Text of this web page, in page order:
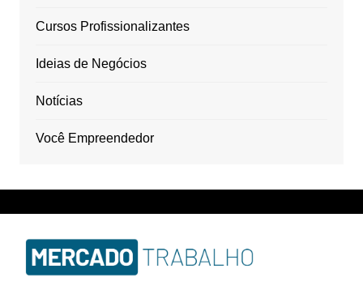
Cursos Profissionalizantes
Ideias de Negócios
Notícias
Você Empreendedor